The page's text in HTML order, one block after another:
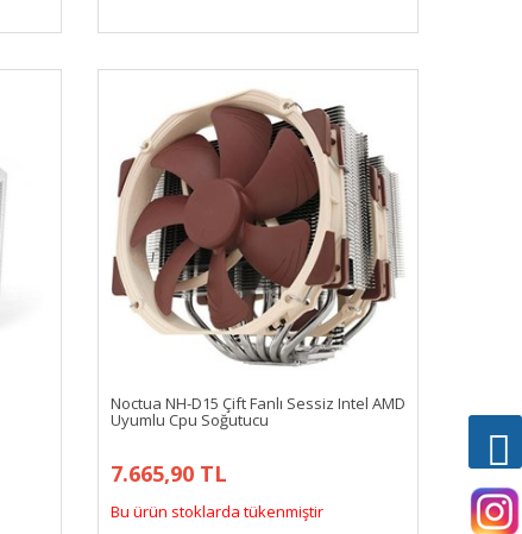
Noctua NH-D15 Çift Fanlı Sessiz Intel AMD
Uyumlu Cpu Soğutucu
7.665,90 TL
Bu ürün stoklarda tükenmiştir